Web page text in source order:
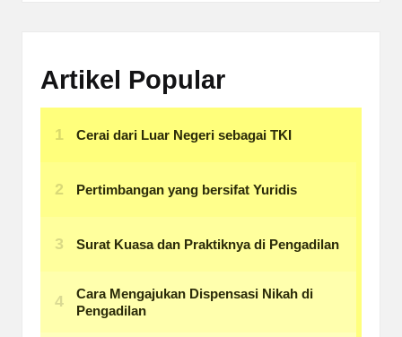
Artikel Popular